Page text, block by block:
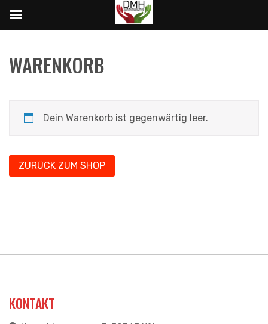
WARENKORB
Dein Warenkorb ist gegenwärtig leer.
ZURÜCK ZUM SHOP
KONTAKT